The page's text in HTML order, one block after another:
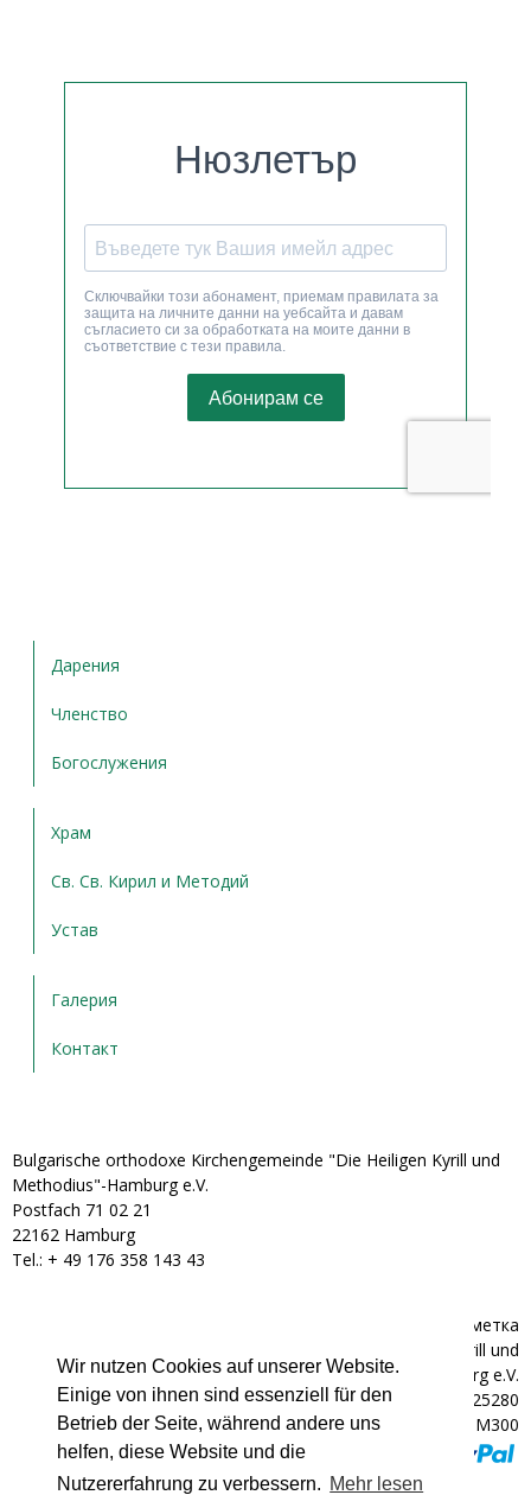
Wir nutzen Cookies auf unserer Website.
Einige von ihnen sind essenziell für den
Betrieb der Seite, während andere uns
helfen, diese Website und die
Nutzererfahrung zu verbessern. Mehr lesen
Дарения
Членство
Богослужения
Храм
Св. Св. Кирил и Методий
Устав
Галерия
Контакт
Bulgarische orthodoxe Kirchengemeinde "Die Heiligen Kyrill und
Methodius"-Hamburg e.V.
Postfach 71 02 21
22162 Hamburg
Tel.: + ‭49 176 358 143 43‬
Банкова сметка
Bulgarische orthodoxe Kirchengemeinde "Die Heiligen Kyrill und
Methodius"-Hamburg e.V.
IBAN: DE92200300000602025280
BIC: HYVEDEMM300